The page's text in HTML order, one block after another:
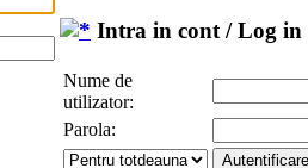
Intra in cont / Log in
Nume de
utilizator:
Parola: